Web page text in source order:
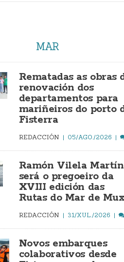
MAR
Rematadas as obras
renovación dos
departamentos para
mariñeiros do porto
Fisterra
REDACCIÓN 05/AGO./2026
Ramón Vilela
será o pregoeiro da
XVIII edición das
Rutas do Mar de
REDACCIÓN 31/XUL./2026
Novos embarques
colaborativos desde